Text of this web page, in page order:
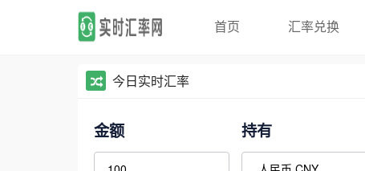
首页 汇率兑换
今日实时汇率
金额 持有